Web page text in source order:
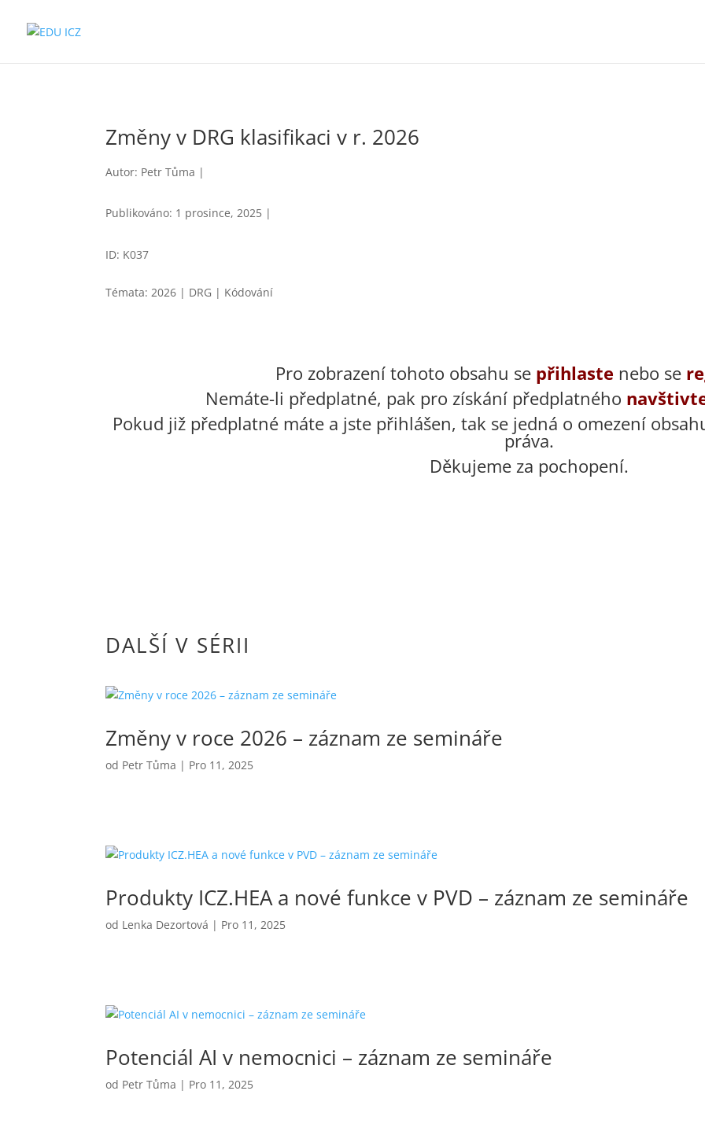
Změny v DRG klasifikaci v r. 2026
Autor: Petr Tůma |
Publikováno: 1 prosince, 2025 |
ID: K037
Témata: 2026 | DRG | Kódování
Pro zobrazení tohoto obsahu se přihlaste nebo se
Nemáte-li předplatné, pak pro získání předplatného
Pokud již předplatné máte a jste přihlášen, tak se jedná o omezení
práva.
Děkujeme za pochopení.
DALŠÍ V SÉRII
Změny v roce 2026 – záznam ze semináře
od Petr Tůma | Pro 11, 2025
Produkty ICZ.HEA a nové funkce v PVD – záznam ze semináře
od Lenka Dezortová | Pro 11, 2025
Potenciál AI v nemocnici – záznam ze semináře
od Petr Tůma | Pro 11, 2025